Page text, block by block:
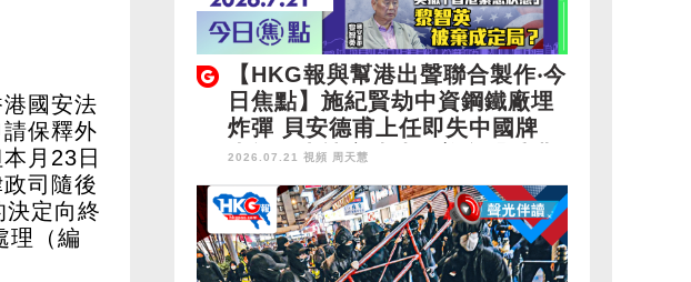
國安法
保釋外
月23日
司隨後
定向終
理（編
【HKG報與幫港出聲聯合製作‧今
日焦點】施紀賢劫中資鋼鐵廠埋
炸彈 貝安德甫上任即失中國牌
未施政先被廢武功？美撤「香港
緊急狀態」 黎智英被棄成定局？
2026.07.21 視頻 周天慧